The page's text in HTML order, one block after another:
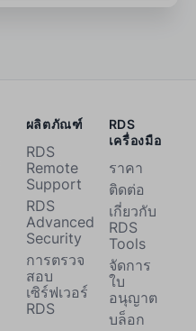
ผลิตภัณฑ์
RDS
Remote
Support
RDS
Advanced
Security
การตรวจ
สอบ
เซิร์ฟเวอร์
RDS
RDS
เครื่องมือ
ราคา
ติดต่อ
เกี่ยวกับ
RDS
Tools
จัดการ
ใบ
อนุญาต
บล็อก